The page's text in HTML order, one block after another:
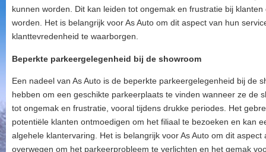
kunnen worden. Dit kan leiden tot ongemak en frustratie bij
worden. Het is belangrijk voor As Auto om dit aspect van hun
klanttevredenheid te waarborgen.
Beperkte parkeergelegenheid bij de showroom
Een nadeel van As Auto is de beperkte parkeergelegenheid bij de
hebben om een geschikte parkeerplaats te vinden wanneer ze de
tot ongemak en frustratie, vooral tijdens drukke periodes. Het
potentiële klanten ontmoedigen om het filiaal te bezoeken en kan
algehele klantervaring. Het is belangrijk voor As Auto om dit
overwegen om het parkeerprobleem te verlichten en het gemak